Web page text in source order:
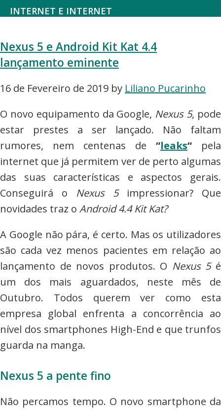
Saltar
o
menu
principal
Skip
main
content
INTERNET E INTERNET
aborda
alojamento,
domínios,
SEO,
digital,
web
design,
hardware,
redes
sociais,
e-
commerce,
Adwords
e
muito
mais
Nexus 5 e Android Kit Kat 4.4
lançamento eminente
16 de Fevereiro de 2019 by Liliano Pucarinho
O novo equipamento da Google, Nexus 5, pode
estar prestes a ser lançado. Não faltam
rumores, nem centenas de “leaks“ pela
internet que já permitem ver de perto algumas
das suas características e aspectos gerais.
Conseguirá o Nexus 5impressionar? Que
novidades traz o Android 4.4 Kit Kat?
A Google não pára, é certo. Mas os utilizadores
são cada vez menos pacientes em relação ao
lançamento de novos produtos. O Nexus 5 é
um dos mais aguardados, neste mês de
Outubro. Todos querem ver como esta
empresa global enfrenta a concorrência ao
nível dos smartphones High-End e que trunfos
guarda na manga.
Nexus 5 a pente fino
Não percamos tempo. O novo smartphone da